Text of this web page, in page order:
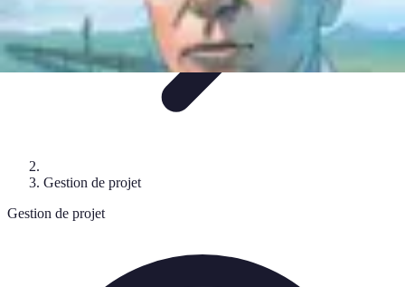
Gestion de projet
Gestion de projet